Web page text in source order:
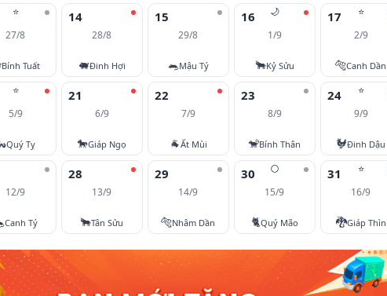
⭐
27/8
Bính Tuất
14
28/8
🐖Đinh Hợi
15
29/8
🐀Mậu Tý
🌙
16
1/9
🐂Kỷ Sửu
⭐
17
2/9
🐅Canh Dần
⭐
5/9
Quý Tỵ
21
6/9
🐎Giáp Ngọ
22
7/9
🐐Ất Mùi
23
8/9
🐒Bính Thân
⭐
24
9/9
🐓Đinh Dậu
12/9
Canh Tý
28
13/9
🐂Tân Sửu
29
14/9
🐅Nhâm Dần
🌕
30
15/9
🐈Quý Mão
⭐
31
16/9
🐉Giáp Thìn